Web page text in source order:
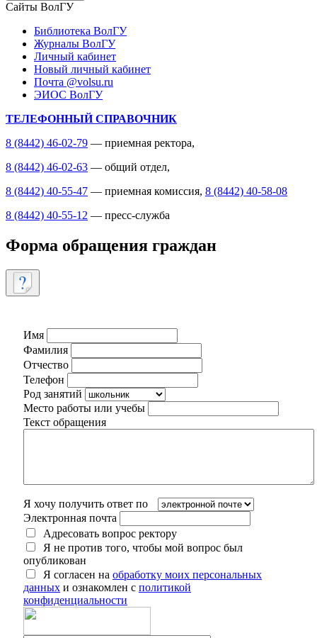
Сайты ВолГУ
Библиотека ВолГУ
Журналы ВолГУ
Личный кабинет
Новый личный кабинет
Почта @volsu.ru
ЭИОС ВолГУ
ТЕЛЕФОННЫЙ СПРАВОЧНИК
8 (8442) 46-02-79 — приемная ректора,
8 (8442) 46-02-63 — общий отдел,
8 (8442) 40-55-47 — приемная комиссия, 8 (8442) 40-58-08
8 (8442) 40-55-12 — пресс-служба
Форма обращения граждан
Имя
Фамилия
Отчество
Телефон
Род занятий
Место работы или учебы
Текст обращения
Я хочу получить ответ по
Электронная почта
Адресовать вопрос ректору
Я не против того, чтобы мой вопрос был
опубликован
Я согласен на обработку моих персональных
данных и ознакомлен с политикой
конфиденциальности